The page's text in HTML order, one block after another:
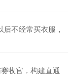
不经常买衣服，
收官，构建直通